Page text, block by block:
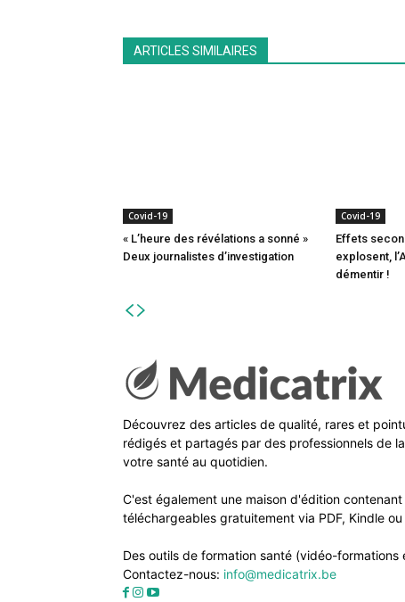
ARTICLES SIMILAIRES
Covid-19
« L’heure des révélations a sonné »
Deux journalistes d’investigation
Covid-19
Effets
explosent,
démentir !
Découvrez des articles de qualité, rares et
rédigés et partagés par des professionnels de
votre santé au quotidien.
C'est également une maison d'édition
téléchargeables gratuitement via PDF, Kindle ou
Des outils de formation santé (vidéo-
Contactez-nous: info@medicatrix.be